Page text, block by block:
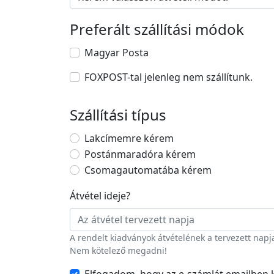
Preferált szállítási módok
Magyar Posta
FOXPOST-tal jelenleg nem szállítunk.
Szállítási típus
Lakcímemre kérem
Postánmaradóra kérem
Csomagautomatába kérem
Átvétel ideje?
A rendelt kiadványok átvételének a tervezett
Nem kötelező megadni!